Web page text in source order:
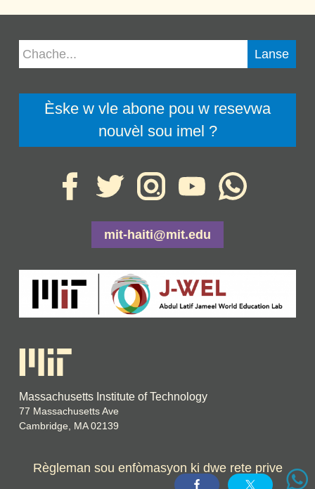
Èske w vle abone pou w resevwa
nouvèl sou imel ?
mit-haiti@mit.edu
Massachusetts Institute of Technology
77 Massachusetts Ave
Cambridge, MA 02139
Règleman sou enfòmasyon ki dwe rete prive